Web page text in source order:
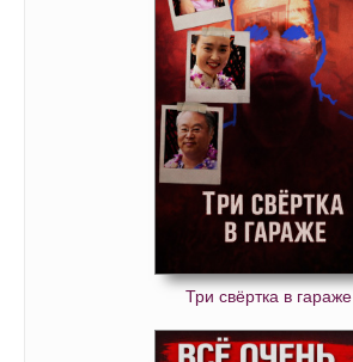
Три свёртка в гараже